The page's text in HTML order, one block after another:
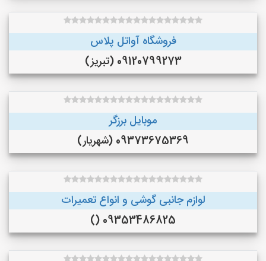
فروشگاه آواتل پلاس
09120799273 (تبریز)
موبایل برزگر
09373675369 (شهریار)
لوازم جانبی گوشی و انواع تعمیرات
09353486825 ()